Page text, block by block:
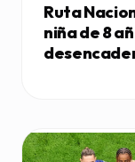
Ruta
niña de 8